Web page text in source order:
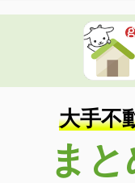
大手不
まと